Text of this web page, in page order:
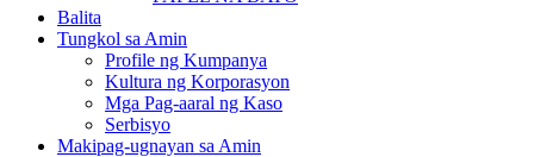
Balita
Tungkol sa Amin
Profile ng Kumpanya
Kultura ng Korporasyon
Mga Pag-aaral ng Kaso
Serbisyo
Makipag-ugnayan sa Amin